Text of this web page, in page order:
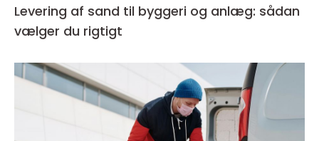
Levering af sand til byggeri og anlæg: sådan
vælger du rigtigt